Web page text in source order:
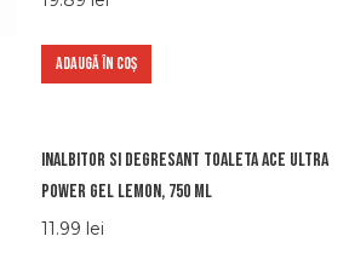
ADAUGĂ ÎN COȘ
Inalbitor si degresant toaleta Ace Ultra
Power gel Lemon, 750 ml
11.99 lei